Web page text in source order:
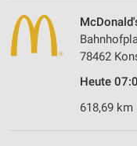
78462
Heute
618,69 km